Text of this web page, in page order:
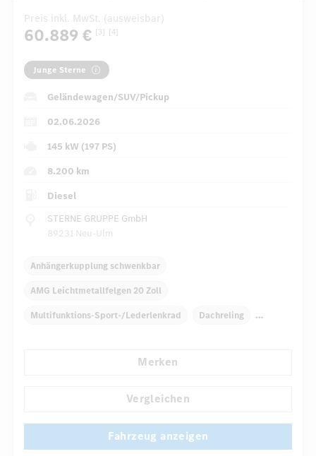
Preis inkl. MwSt. (ausweisbar)
60.889 € [3] [4]
Junge Sterne
Geländewagen/SUV/Pickup
02.06.2026
145 kW (197 PS)
8.200 km
Diesel
STERNE GRUPPE GmbH
89231 Neu-Ulm
Anhängerkupplung schwenkbar
AMG Leichtmetallfelgen 20 Zoll
Multifunktions-Sport-/Lederlenkrad Dachreling
Laderaumabdeckung
Merken
Vergleichen
Fahrzeug anzeigen